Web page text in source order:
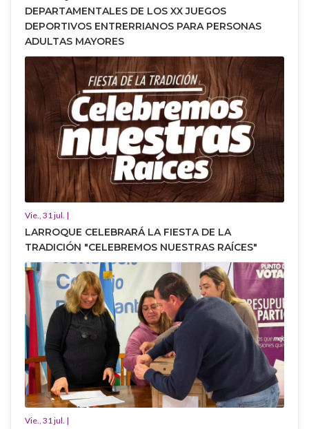
DEPARTAMENTALES DE LOS XX JUEGOS
DEPORTIVOS ENTRERRIANOS PARA PERSONAS
ADULTAS MAYORES
Vie., 31 jul. |
LARROQUE CELEBRARÁ LA FIESTA DE LA
TRADICIÓN "CELEBREMOS NUESTRAS RAÍCES"
Vie., 31 jul. |